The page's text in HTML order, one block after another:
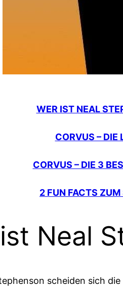
WER IST NEAL
CORVUS – DIE
CORVUS – DIE 3
2 FUN FACTS
Neal
scheiden sich die